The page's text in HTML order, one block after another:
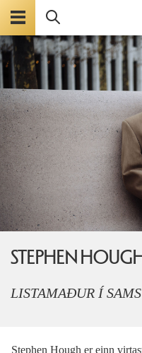
STEPHEN
LISTAMAÐUR Í
Stephen Hough er einn